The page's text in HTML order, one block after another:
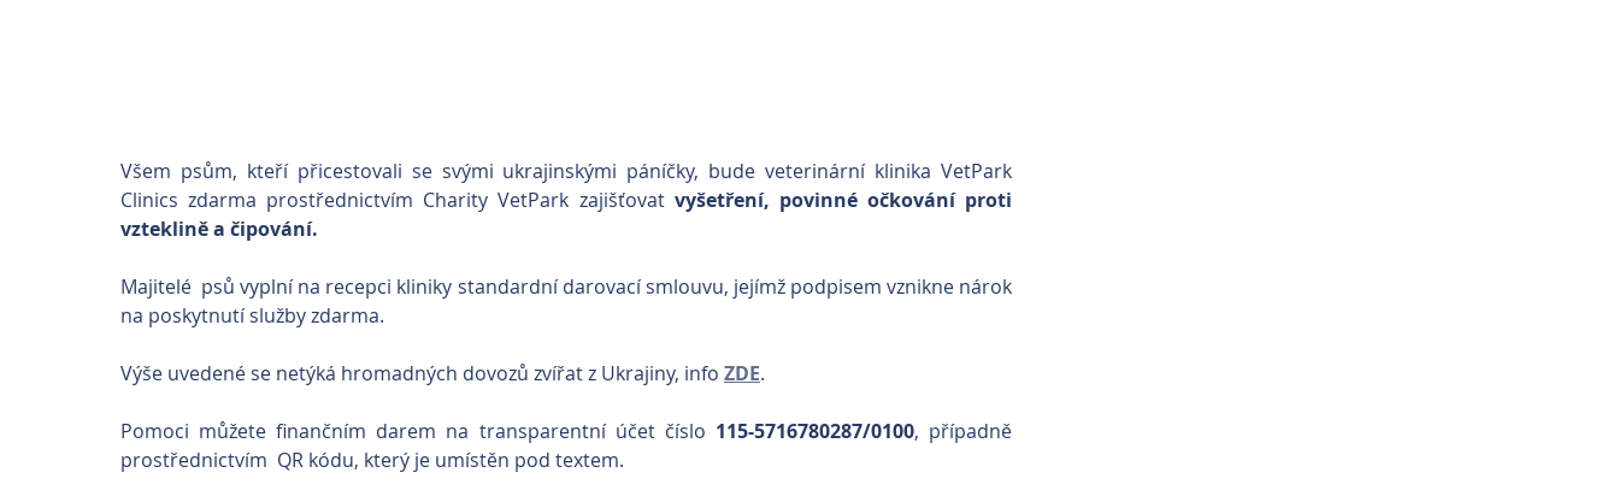
Všem psům, kteří přicestovali se svými ukrajinskými páníčky, bude veterinární klinika VetPark
Clinics zdarma prostřednictvím Charity VetPark zajišťovat vyšetření, povinné očkování proti
vzteklině a čipování.
Majitelé  psů vyplní na recepci kliniky standardní darovací smlouvu, jejímž podpisem vznikne nárok
na poskytnutí služby zdarma.
Výše uvedené se netýká hromadných dovozů zvířat z Ukrajiny, info ZDE.
Pomoci můžete finančním darem na transparentní účet číslo 115-5716780287/0100, případně
prostřednictvím  QR kódu, který je umístěn pod textem.